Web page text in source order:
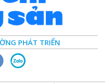
PHÁT TRIỂN